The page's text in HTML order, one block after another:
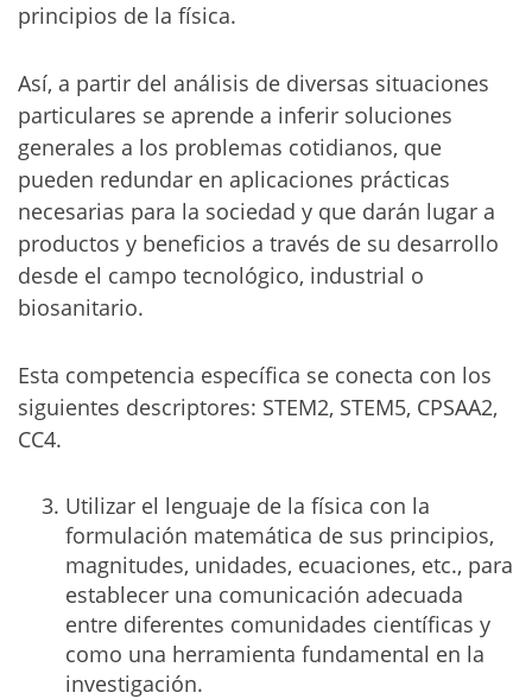
principios de la física.
Así, a partir del análisis de diversas situaciones
particulares se aprende a inferir soluciones
generales a los problemas cotidianos, que
pueden redundar en aplicaciones prácticas
necesarias para la sociedad y que darán lugar a
productos y beneficios a través de su desarrollo
desde el campo tecnológico, industrial o
biosanitario.
Esta competencia específica se conecta con los
siguientes descriptores: STEM2, STEM5, CPSAA2,
CC4.
Utilizar el lenguaje de la física con la
formulación matemática de sus principios,
magnitudes, unidades, ecuaciones, etc., para
establecer una comunicación adecuada
entre diferentes comunidades científicas y
como una herramienta fundamental en la
investigación.